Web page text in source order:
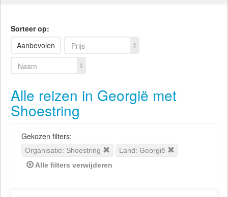
Sorteer op:
Aanbevolen
Prijs
Naam
Alle reizen in Georgië met
Shoestring
Gekozen filters:
Organisatie: Shoestring
Land: Georgië
Alle filters verwijderen